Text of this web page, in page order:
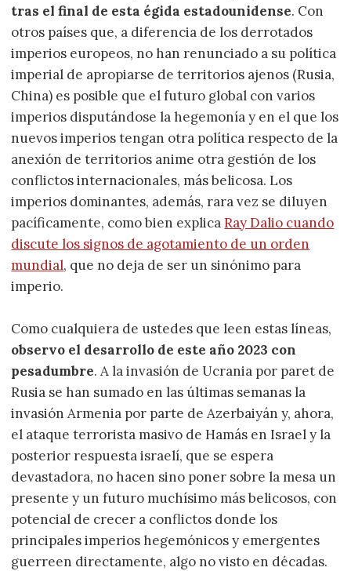
tras el final de esta égida estadounidense. Con
otros países que, a diferencia de los derrotados
imperios europeos, no han renunciado a su política
imperial de apropiarse de territorios ajenos (Rusia,
China) es posible que el futuro global con varios
imperios disputándose la hegemonía y en el que los
nuevos imperios tengan otra política respecto de la
anexión de territorios anime otra gestión de los
conflictos internacionales, más belicosa. Los
imperios dominantes, además, rara vez se diluyen
pacíficamente, como bien explicaRay Dalio cuando
discute los signos de agotamiento de un orden
mundial, que no deja de ser un sinónimo para
imperio.
Como cualquiera de ustedes que leen estas líneas,
observo el desarrollo de este año 2023 con
pesadumbre. A la invasión de Ucrania por paret de
Rusia se han sumado en las últimas semanas la
invasión Armenia por parte de Azerbaiyán y, ahora,
el ataque terrorista masivo de Hamás en Israel y la
posterior respuesta israelí, que se espera
devastadora, no hacen sino poner sobre la mesa un
presente y un futuro muchísimo más belicosos, con
potencial de crecer a conflictos donde los
principales imperios hegemónicos y emergentes
guerreen directamente, algo no visto en décadas.